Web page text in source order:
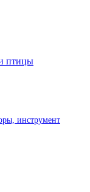
птицы
инструмент